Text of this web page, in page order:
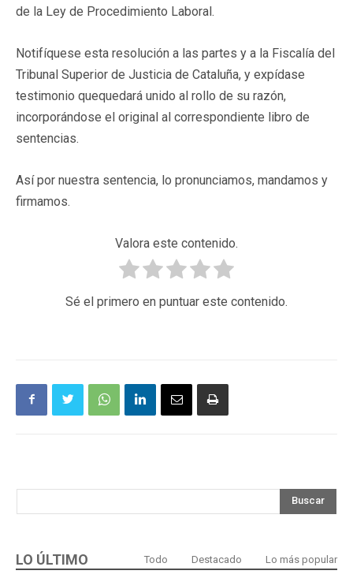
de la Ley de Procedimiento Laboral.
Notifíquese esta resolución a las partes y a la Fiscalía del
Tribunal Superior de Justicia de Cataluña, y expídase
testimonio quequedará unido al rollo de su razón,
incorporándose el original al correspondiente libro de
sentencias.
Así por nuestra sentencia, lo pronunciamos, mandamos y
firmamos.
Valora este contenido.
Sé el primero en puntuar este contenido.
Buscar
LO ÚLTIMO Todo Destacado Lo más popular